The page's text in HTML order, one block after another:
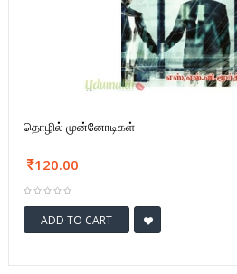
தொழில் முன்னோடிகள்
120.00
ADD TO CART